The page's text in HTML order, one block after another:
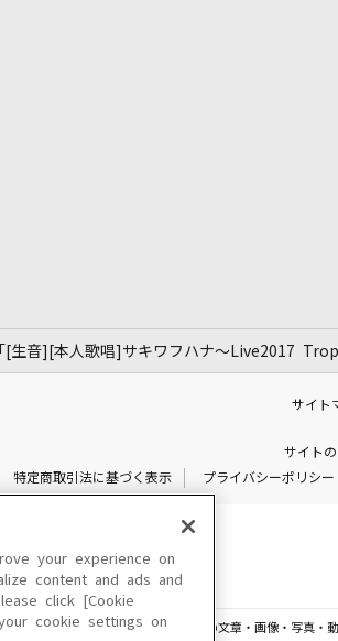
[生音][本人歌唱]サキワフハナ～Live2017
サイト
サイト
特定商取引法に基づく表示
プライバシーポリシー
このサイトに掲載されている一切の文章・画像・写真・
your experience on
content and ads and
click [Cookie
cookie settings on